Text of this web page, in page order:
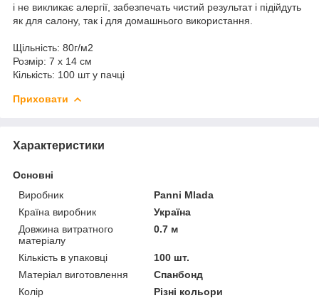
і не викликає алергії, забезпечать чистий результат і підійдуть
як для салону, так і для домашнього використання.
Щільність: 80г/м2
Розмір: 7 х 14 см
Кількість: 100 шт у пачці
Приховати
Характеристики
Основні
Виробник
Panni Mlada
Країна виробник
Україна
Довжина витратного
матеріалу
0.7 м
Кількість в упаковці
100 шт.
Матеріал виготовлення
Спанбонд
Колір
Різні кольори